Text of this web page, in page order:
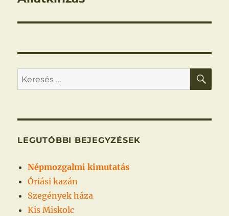
Keresés
a
kifejezésre:
LEGUTÓBBI BEJEGYZÉSEK
Népmozgalmi kimutatás
Óriási kazán
Szegények háza
Kis Miskolc